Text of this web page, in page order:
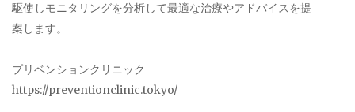
駆使しモニタリングを分析して最適な治療やアドバイスを提
案します。
プリベンションクリニック
https://preventionclinic.tokyo/